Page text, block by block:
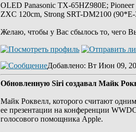
OLED Panasonic TX-65HZ980E;
ZXC 120cm, Strong SRT-DM2100
Желаю, чтобы у Вас сбылось то, чего
Добавлено: Вт Июн 09,
Обновленную Siri создавал Майк
Майк Роквелл, которого считают
ее презентации на конференции
голосового помощника Apple.